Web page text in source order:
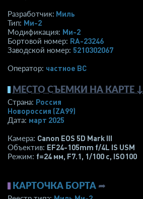
Разработчик: Миль
Тип: Ми-2
Модификация: Ми-2
Бортовой номер: RA-23246
Заводской номер: 5210302067
Оператор: ­частное ВС­
МЕСТО СЪЕМКИ НА КАРТЕ ↓
Страна: Россия
Новороссия (ZA99)
Дата: март 2025
Камера: Canon EOS 5D Mark III
Объектив: EF24-105mm f/4L IS USM
Режим: f=24 мм, F7.1, 1/100 с, ISO100
КАРТОЧКА БОРТА ➦